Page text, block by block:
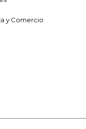
y Comercio